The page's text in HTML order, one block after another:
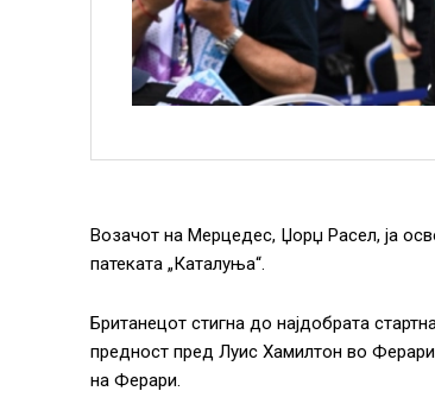
Возачот на Мерцедес, Џорџ Расел, ја
патеката „Каталуња“.
Британецот стигна до најдобрата
предност пред Луис Хамилтон во
на Ферари.